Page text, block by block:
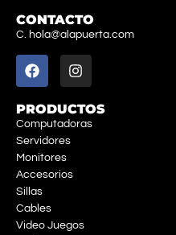
CONTACTO
C. hola@alapuerta.com
PRODUCTOS
Computadoras
Servidores
Monitores
Accesorios
Sillas
Cables
Video Juegos